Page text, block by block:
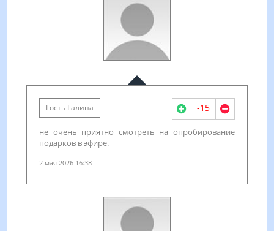
Гость Галина -15
не очень приятно смотреть на опробирование
подарков в эфире.
2 мая 2026 16:38